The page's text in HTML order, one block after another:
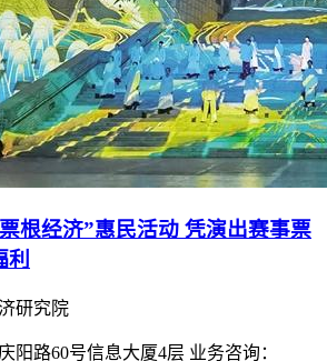
根经济”惠民活动 凭演出赛事票
利
研究院
阳路60号信息大厦4层 业务咨询：